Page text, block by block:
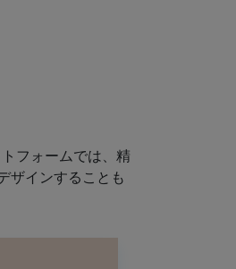
フォームでは、精
ザインすることも